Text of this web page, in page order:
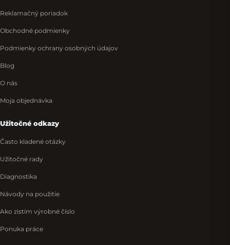
Reklamačný poriadok
Obchodné podmienky
Podmienky ochrany osobných údajov
Blog
O nás
Moja objednávka
Užitočné odkazy
Často kladené otázky
Užitočné rady
Diagnostika
Návody na použitie
Ako zistím výrobné číslo
Ponuka práce